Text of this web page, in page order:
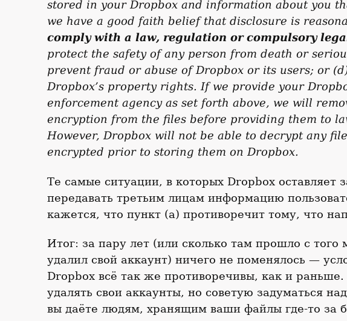
stored in your Dropbox and information about you
we have a good faith belief that disclosure is
comply with a law, regulation or compulsory
protect the safety of any person from death or
prevent fraud or abuse of Dropbox or its users; or
Dropbox’s property rights. If we provide your
enforcement agency as set forth above, we will
encryption from the files before providing them to
However, Dropbox will not be able to decrypt any
encrypted prior to storing them on Dropbox.
Те самые ситуации, в которых Dropbox оставляет
передавать третьим лицам информацию
кажется, что пункт (a) противоречит тому, что
Итог: за пару лет (или сколько там прошло с того
удалил свой аккаунт) ничего не поменялось —
Dropbox всё так же противоречивы, как и
удалять свои аккаунты, но советую задуматься
вы даёте людям, хранящим ваши файлы где-то за